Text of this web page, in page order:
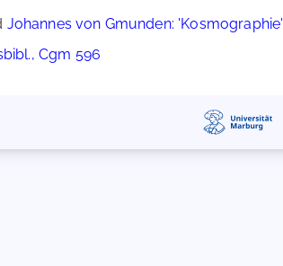
Johannes von Gmunden: 'Kosmographie'
Cgm 596